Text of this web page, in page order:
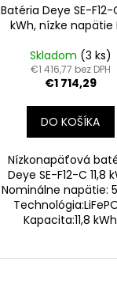
Batéria Deye SE-F12-
kWh, nízke napätie
Skladom (3 ks)
€1 416,77 bez DPH
€1 714,29
DO KOŠÍKA
Nízkonapäťová
Deye SE-F12-C 11,8
Nominálne napätie:
Kapacita:11,8 kWh